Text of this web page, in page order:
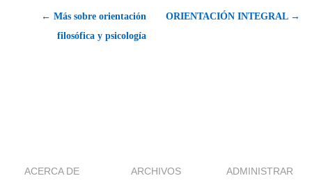
← Más sobre orientación
filosófica y psicología
ORIENTACIÓN INTEGRAL →
ACERCA DE ARCHIVOS ADMINISTRAR